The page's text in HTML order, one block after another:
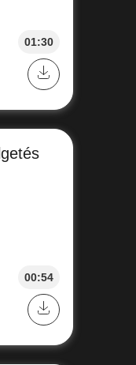
01:30
00:54